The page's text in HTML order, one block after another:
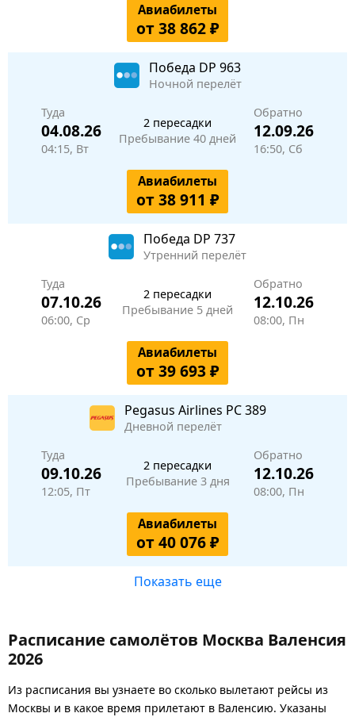
Авиабилеты
от 38 862 ₽
Победа DP 963
Ночной перелёт
Туда
04.08.26
04:15, Вт
2 пересадки
Пребывание 40 дней
Обратно
12.09.26
16:50, Сб
Авиабилеты
от 38 911 ₽
Победа DP 737
Утренний перелёт
Туда
07.10.26
06:00, Ср
2 пересадки
Пребывание 5 дней
Обратно
12.10.26
08:00, Пн
Авиабилеты
от 39 693 ₽
Pegasus Airlines PC 389
Дневной перелёт
Туда
09.10.26
12:05, Пт
2 пересадки
Пребывание 3 дня
Обратно
12.10.26
08:00, Пн
Авиабилеты
от 40 076 ₽
Показать еще
Расписание самолётов Москва Валенсия
2026
Из расписания вы узнаете во сколько вылетают рейсы из
Москвы и в какое время прилетают в Валенсию. Указаны